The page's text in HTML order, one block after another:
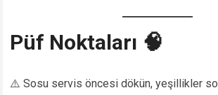
Püf Noktaları 🧠
⚠️ Sosu servis öncesi dökün, yeşillikler